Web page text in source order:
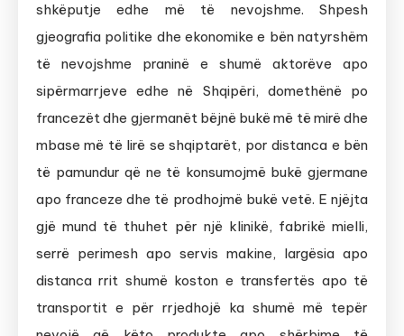
shkëputje edhe më të nevojshme. Shpesh
gjeografia politike dhe ekonomike e bën natyrshëm
të nevojshme praninë e shumë aktorëve apo
sipërmarrjeve edhe në Shqipëri, domethënë po
francezët dhe gjermanët bëjnë bukë më të mirë dhe
mbase më të lirë se shqiptarët, por distanca e bën
të pamundur që ne të konsumojmë bukë gjermane
apo franceze dhe të prodhojmë bukë vetë. E njëjta
gjë mund të thuhet për një klinikë, fabrikë mielli,
serrë perimesh apo servis makine, largësia apo
distanca rrit shumë koston e transfertës apo të
transportit e për rrjedhojë ka shumë më tepër